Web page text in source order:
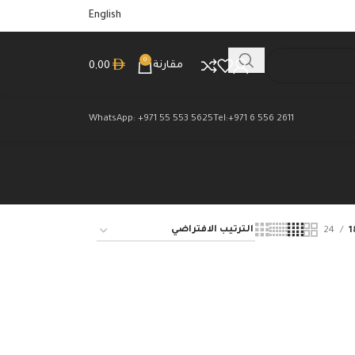
English
مقارنة
0
0,00
Tel:+971 6 556 2611
WhatsApp: +971 55 553 5625
24